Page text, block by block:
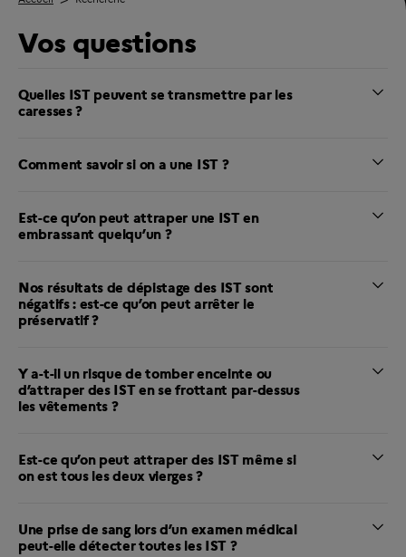
Vos questions
Quelles IST peuvent se transmettre par les
caresses ?
Comment savoir si on a une IST ?
Est-ce qu’on peut attraper une IST en
embrassant quelqu’un ?
Nos résultats de dépistage des IST sont
négatifs : est-ce qu’on peut arrêter le
préservatif ?
Y a-t-il un risque de tomber enceinte ou
d’attraper des IST en se frottant par-dessus
les vêtements ?
Est-ce qu’on peut attraper des IST même si
on est tous les deux vierges ?
Une prise de sang lors d’un examen médical
peut-elle détecter toutes les IST ?